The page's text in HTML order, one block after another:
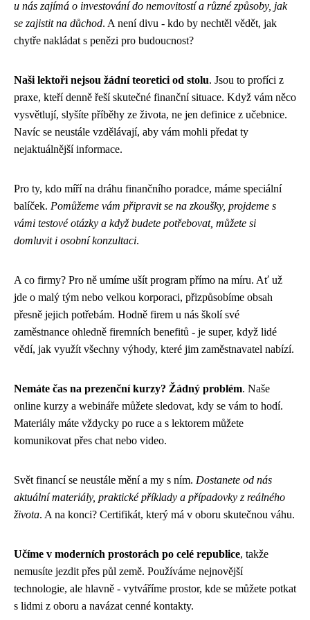
u nás zajímá o investování do nemovitostí a různé způsoby, jak
se zajistit na důchod. A není divu - kdo by nechtěl vědět, jak
chytře nakládat s penězi pro budoucnost?
Naši lektoři nejsou žádní teoretici od stolu. Jsou to profíci z
praxe, kteří denně řeší skutečné finanční situace. Když vám něco
vysvětlují, slyšíte příběhy ze života, ne jen definice z učebnice.
Navíc se neustále vzdělávají, aby vám mohli předat ty
nejaktuálnější informace.
Pro ty, kdo míří na dráhu finančního poradce, máme speciální
balíček. Pomůžeme vám připravit se na zkoušky, projdeme s
vámi testové otázky a když budete potřebovat, můžete si
domluvit i osobní konzultaci.
A co firmy? Pro ně umíme ušít program přímo na míru. Ať už
jde o malý tým nebo velkou korporaci, přizpůsobíme obsah
přesně jejich potřebám. Hodně firem u nás školí své
zaměstnance ohledně firemních benefitů - je super, když lidé
vědí, jak využít všechny výhody, které jim zaměstnavatel nabízí.
Nemáte čas na prezenční kurzy? Žádný problém. Naše
online kurzy a webináře můžete sledovat, kdy se vám to hodí.
Materiály máte vždycky po ruce a s lektorem můžete
komunikovat přes chat nebo video.
Svět financí se neustále mění a my s ním. Dostanete od nás
aktuální materiály, praktické příklady a případovky z reálného
života. A na konci? Certifikát, který má v oboru skutečnou váhu.
Učíme v moderních prostorách po celé republice, takže
nemusíte jezdit přes půl země. Používáme nejnovější
technologie, ale hlavně - vytváříme prostor, kde se můžete potkat
s lidmi z oboru a navázat cenné kontakty.